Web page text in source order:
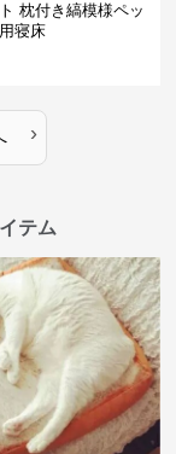
枕付き縞模様ペッ
寝床
›
テム